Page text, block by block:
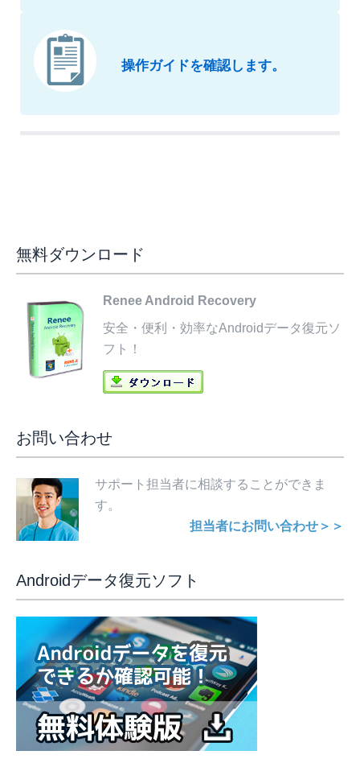
操作ガイドを確認します。
無料ダウンロード
Renee Android Recovery
安全・便利・効率なAndroidデータ復元ソ
フト！
お問い合わせ
サポート担当者に相談することができま
す。
担当者にお問い合わせ＞＞
Androidデータ復元ソフト